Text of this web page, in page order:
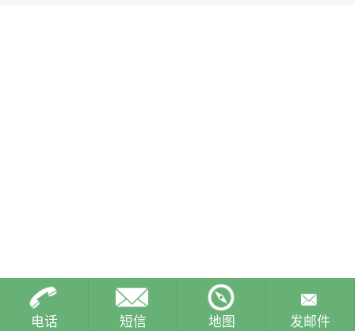
电话 短信 地图 发邮件